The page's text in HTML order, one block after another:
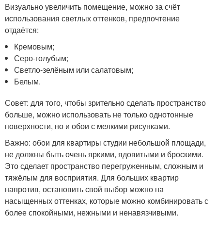
Визуально увеличить помещение, можно за счёт
использования светлых оттенков, предпочтение
отдаётся:
Кремовым;
Серо-голубым;
Светло-зелёным или салатовым;
Белым.
Совет: для того, чтобы зрительно сделать пространство
больше, можно использовать не только однотонные
поверхности, но и обои с мелкими рисунками.
Важно: обои для квартиры студии небольшой площади,
не должны быть очень яркими, ядовитыми и броскими.
Это сделает пространство перегруженным, сложным и
тяжёлым для восприятия. Для больших квартир
напротив, остановить свой выбор можно на
насыщенных оттенках, которые можно комбинировать с
более спокойными, нежными и ненавязчивыми.